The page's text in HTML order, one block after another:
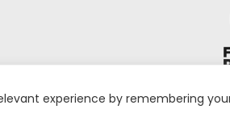
experience by remembering